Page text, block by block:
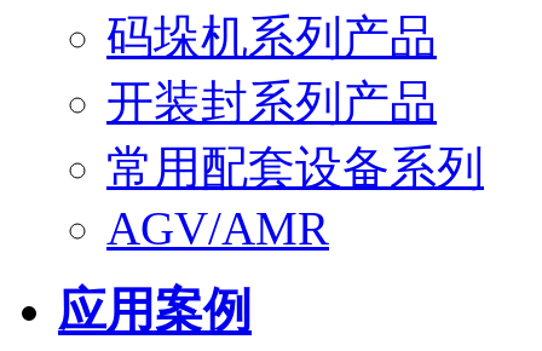
码垛机系列产品
开装封系列产品
常用配套设备系列
AGV/AMR
应用案例